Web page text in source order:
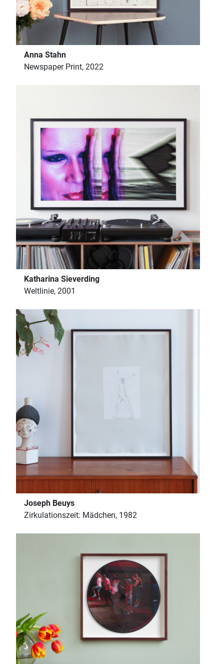
Anna Stahn
Newspaper Print, 2022
Katharina Sieverding
Weltlinie, 2001
Joseph Beuys
Zirkulationszeit: Mädchen, 1982